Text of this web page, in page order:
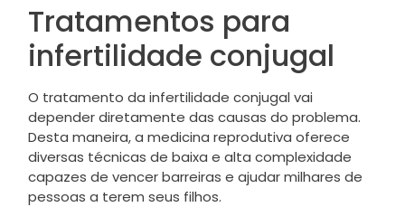
Tratamentos para
infertilidade conjugal
O tratamento da infertilidade conjugal vai
depender diretamente das causas do problema.
Desta maneira, a medicina reprodutiva oferece
diversas técnicas de baixa e alta complexidade
capazes de vencer barreiras e ajudar milhares de
pessoas a terem seus filhos.